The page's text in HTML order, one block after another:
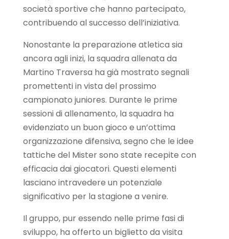
società sportive che hanno partecipato,
contribuendo al successo dell’iniziativa.
Nonostante la preparazione atletica sia
ancora agli inizi, la squadra allenata da
Martino Traversa ha già mostrato segnali
promettenti in vista del prossimo
campionato juniores. Durante le prime
sessioni di allenamento, la squadra ha
evidenziato un buon gioco e un’ottima
organizzazione difensiva, segno che le idee
tattiche del Mister sono state recepite con
efficacia dai giocatori. Questi elementi
lasciano intravedere un potenziale
significativo per la stagione a venire.
Il gruppo, pur essendo nelle prime fasi di
sviluppo, ha offerto un biglietto da visita